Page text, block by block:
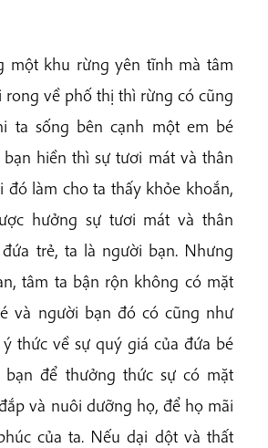
một khu rừng yên tĩnh mà tâm
rong về phố thị thì rừng có cũng
ta sống bên cạnh một em bé
hiền thì sự tươi mát và thân
đó làm cho ta thấy khỏe khoắn,
hưởng sự tươi mát và thân
trẻ, ta là người bạn. Nhưng
tâm ta bận rộn không có mặt
và người bạn đó có cũng như
ý thức về sự quý giá của đứa bé
bạn để thưởng thức sự có mặt
và nuôi dưỡng họ, để họ mãi
của ta. Nếu dại dột và thất